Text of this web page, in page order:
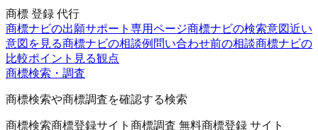
商標 登録 代行
商標ナビの出願サポート 専用ページ商標ナビの検索意図近い
意図を見る商標ナビの相談例 問い合わせ前の相談商標ナビの
比較ポイント 見る観点
商標検索・調査
商標検索や商標調査を確認する検索
商標検索商標登録サイト 商標調査 無料商標登録 サイト